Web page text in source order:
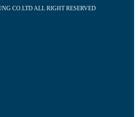
CO.LTD ALL RIGHT RESERVED